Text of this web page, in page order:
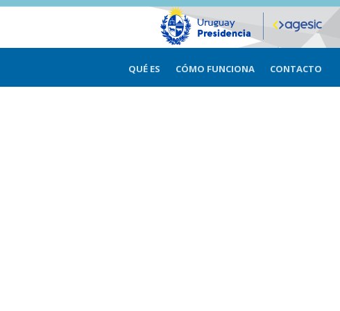
QUÉ ES CÓMO FUNCIONA CONTACTO